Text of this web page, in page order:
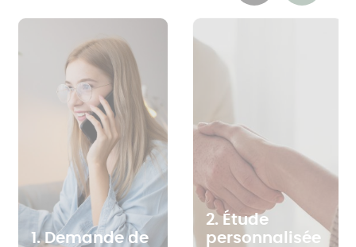
1. Demande de
2. Étude
personnalisée